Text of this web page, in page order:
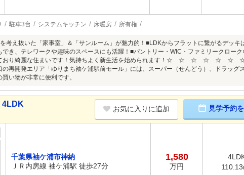
駐車3台 システムキッチン 床暖房 所有権
考え抜いた「家事室」＆「サンルーム」が魅力的！■LDKからフラットに繋がるデッ
でき、テレワークや趣味のスペースにも活躍！■パントリー・WIC・ファミリークロー
おり綺麗な住まいです！気持ちよく新生活を始められます！☆ ☆ ☆ ☆ ☆ ☆ ☆
の再開発エリア「ゆりまち袖ケ浦駅前モール」には、スーパー（せんどう）、ドラッグ
買い物が非常に便利です。
4LDK
お気に入りに追加 見学予約
千葉県袖ケ浦市神納
ＪＲ内房線 袖ケ浦駅 徒歩27分
1,580
万円